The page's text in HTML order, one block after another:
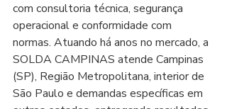
com consultoria técnica, segurança
operacional e conformidade com
normas. Atuando há anos no mercado, a
SOLDA CAMPINAS atende Campinas
(SP), Região Metropolitana, interior de
São Paulo e demandas específicas em